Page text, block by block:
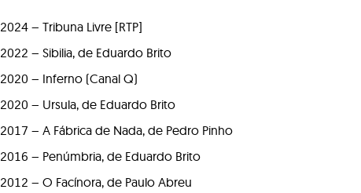
2024 – Tribuna Livre [RTP]
2022 – Sibilia, de Eduardo Brito
2020 – Inferno (Canal Q)
2020 – Ursula, de Eduardo Brito
2017 – A Fábrica de Nada, de Pedro Pinho
2016 – Penúmbria, de Eduardo Brito
2012 – O Facínora, de Paulo Abreu